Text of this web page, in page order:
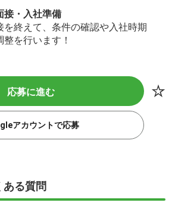
・入社準備
を終えて、条件の確認や入社時期
整を行います！
応募に進む
アカウントで応募
ある質問